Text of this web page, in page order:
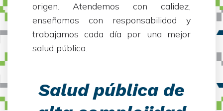
origen. Atendemos con calidez,
enseñamos con responsabilidad y
trabajamos cada día por una mejor
salud pública.
Salud pública de